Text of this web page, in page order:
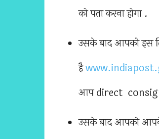
को पता करना होगा .
उसके बाद आपको इस
है
आप direct
उसके बाद आपको